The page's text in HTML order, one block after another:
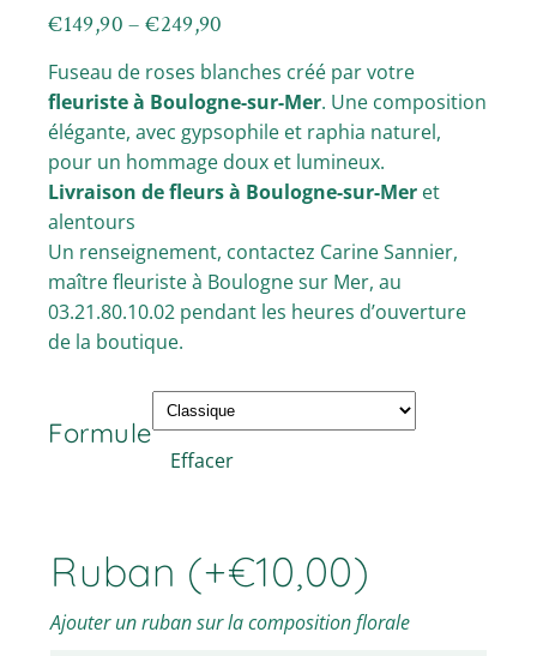
€149,90 –€249,90
Plage
de
prix :
€149,90
à
€249,90
Fuseau de roses blanches créé par votre
fleuriste à Boulogne-sur-Mer. Une composition
élégante, avec gypsophile et raphia naturel,
pour un hommage doux et lumineux.
Livraison de fleurs à Boulogne-sur-Mer et
alentours
Un renseignement, contactez Carine Sannier,
maître fleuriste à Boulogne sur Mer, au
03.21.80.10.02 pendant les heures d’ouverture
de la boutique.
Formule
Effacer
Ruban (+€10,00)
Ajouter un ruban sur la composition florale